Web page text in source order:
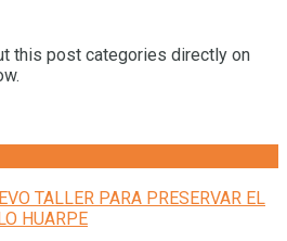
this post categories directly on